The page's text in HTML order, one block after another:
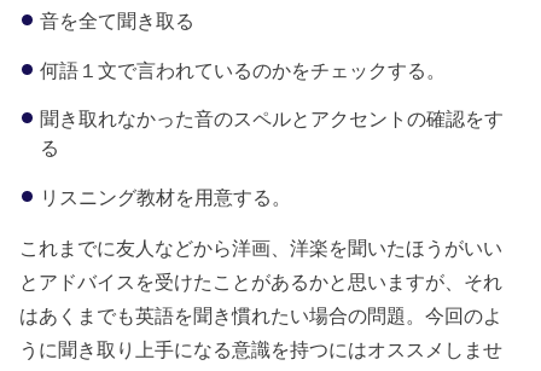
音を全て聞き取る
何語１文で言われているのかをチェックする。
聞き取れなかった音のスペルとアクセントの確認をす
る
リスニング教材を用意する。
これまでに友人などから洋画、洋楽を聞いたほうがいい
とアドバイスを受けたことがあるかと思いますが、それ
はあくまでも英語を聞き慣れたい場合の問題。今回のよ
うに聞き取り上手になる意識を持つにはオススメしませ